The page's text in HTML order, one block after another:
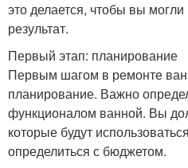
это делается, чтобы вы
результат.
Первый этап: планирование
Первым шагом в ремонте
планирование. Важно
функционалом ванной. Вы
которые будут
определиться с бюджетом.